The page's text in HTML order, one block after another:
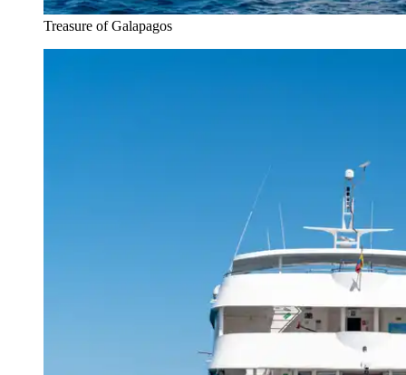
Treasure of Galapagos